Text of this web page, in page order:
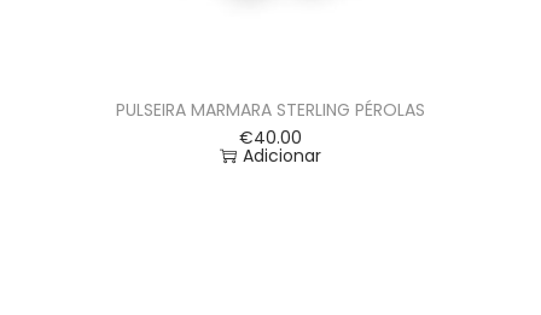
PULSEIRA MARMARA STERLING PÉROLAS
€40.00
Adicionar